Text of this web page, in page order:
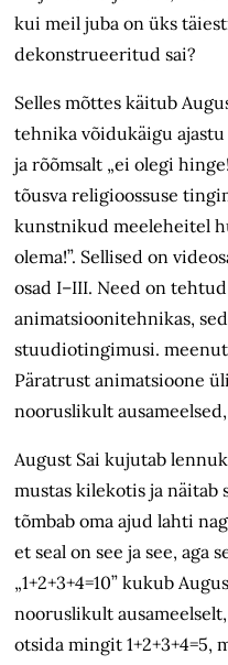
kui meil juba on üks
dekonstrueeritud sai?
Selles mõttes käitub
tehnika võidukäigu
ja rõõmsalt „ei olegi
tõusva religioossuse
kunstnikud meeleheitel
olema!”. Sellised on
osad I–III. Need on tehtud
animatsioonitehnikas,
stuudiotingimusi.
Päratrust animatsioone
nooruslikult
August Sai kujutab
mustas kilekotis ja näitab
tõmbab oma ajud lahti
et seal on see ja see, aga
„1+2+3+4=10” kukub
nooruslikult
otsida mingit